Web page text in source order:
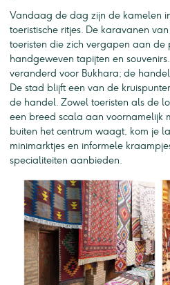
Vandaag de dag zijn de kamelen
toeristische ritjes. De karavanen
toeristen die zich vergapen aan de
handgeweven tapijten en
veranderd voor Bukhara; de
De stad blijft een van de
de handel. Zowel toeristen als de
een breed scala aan voornamelijk
buiten het centrum waagt, kom je
minimarktjes en informele
specialiteiten aanbieden.